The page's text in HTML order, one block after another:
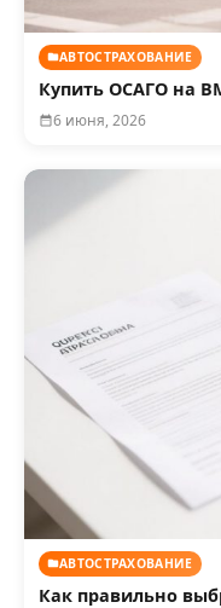
АВТОСТРАХОВАНИЕ
Купить ОСАГО на
6 июня, 2026
АВТОСТРАХОВАНИЕ
Как правильно